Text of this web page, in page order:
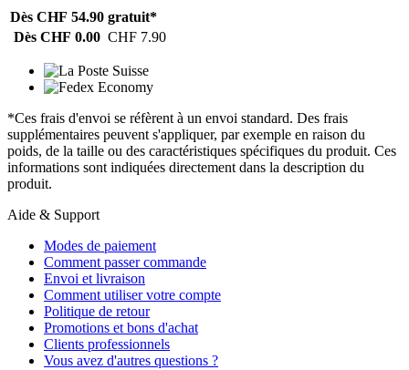
Dès CHF 54.90 gratuit*
Dès CHF 0.00 CHF 7.90
*Ces frais d'envoi se réfèrent à un envoi standard. Des frais
supplémentaires peuvent s'appliquer, par exemple en raison du
poids, de la taille ou des caractéristiques spécifiques du produit. Ces
informations sont indiquées directement dans la description du
produit.
Aide & Support
Modes de paiement
Comment passer commande
Envoi et livraison
Comment utiliser votre compte
Politique de retour
Promotions et bons d'achat
Clients professionnels
Vous avez d'autres questions ?